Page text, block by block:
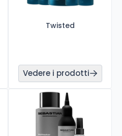
Twisted
Vedere i prodotti